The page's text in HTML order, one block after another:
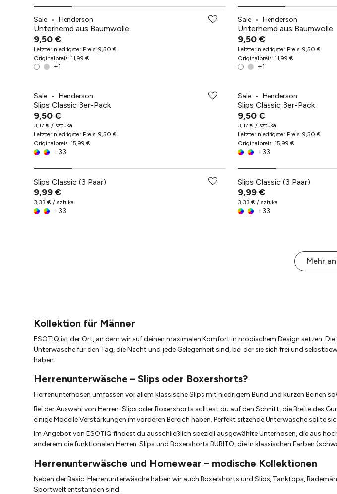
Sale • Henderson
Unterhemd aus Baumwolle
9,50 €
Letzter niedrigster Preis: 9,50 €
Originalpreis: 11,99 €
+1
Sale • Henderson
Unterhemd aus Baumwolle
9,50 €
Letzter niedrigster Preis: 9,50 €
Originalpreis: 11,99 €
+1
Sale • Henderson
Slips Classic 3er-Pack
9,50 €
3,17 € / sztuka
Letzter niedrigster Preis: 9,50 €
Originalpreis: 15,99 €
+33
Sale • Henderson
Slips Classic 3er-Pack
9,50 €
3,17 € / sztuka
Letzter niedrigster Preis: 9,50 €
Originalpreis: 15,99 €
+33
Slips Classic (3 Paar)
9,99 €
3,33 € / sztuka
+33
Slips Classic (3 Paar)
9,99 €
3,33 € / sztuka
+33
Mehr
Kollektion für Männer
ESOTIQ ist der Ort, an dem wir auf deinen maximalen Komfort in modischem Design setzen.
Unterwäsche für den Tag, die Nacht und jede Gelegenheit sind, bei der sie sich frei und
haben.
Herrenunterwäsche – Slips oder Boxershorts?
Herrenunterhosen umfassen vor allem klassische Slips mit niedrigem Bund und kurzen Beinen
Bei der Auswahl von Herren-Slips oder Boxershorts solltest du auf den Schnitt, die Breite des
einige Modelle Verstärkungen im vorderen Bereich haben. Perfekt sitzende Unterwäsche sollte
Im Angebot von ESOTIQ findest du ausschließlich speziell ausgewählte Unterhosen, die aus
anderem die funktionalen Herren-Slips und Boxershorts BURITO, die in klassischen Farben
Herrenunterwäsche und Homewear – modische Kollektionen
Neben der Basic-Herrenunterwäsche haben wir auch Boxershorts und Slips, Tanktops,
Sportwelt entstanden sind.